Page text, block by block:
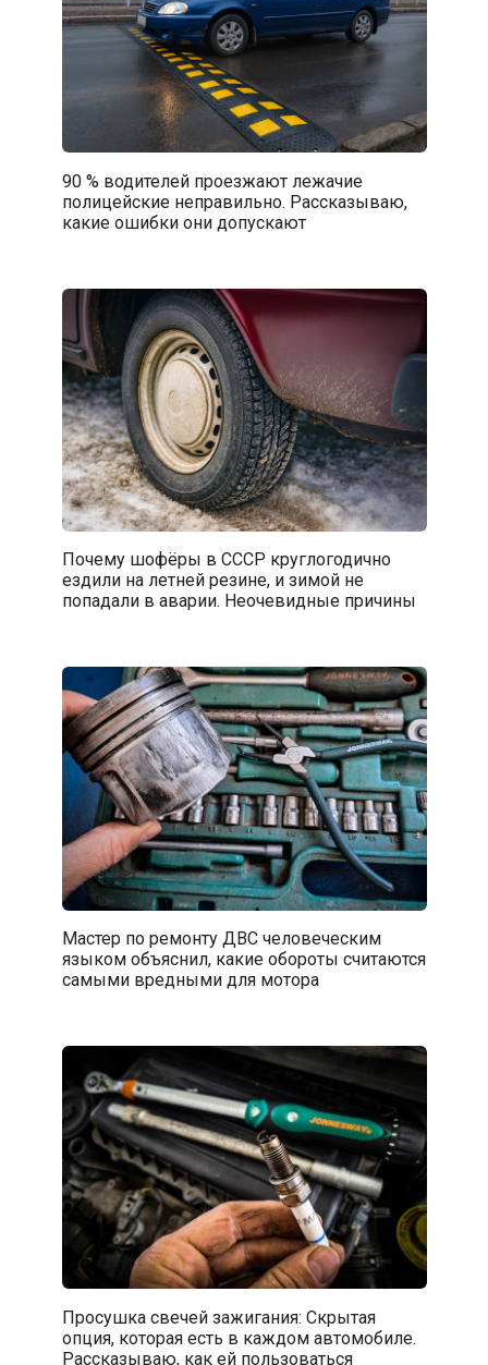
90 % водителей проезжают лежачие
полицейские неправильно. Рассказываю,
какие ошибки они допускают
Почему шофёры в СССР круглогодично
ездили на летней резине, и зимой не
попадали в аварии. Неочевидные причины
Мастер по ремонту ДВС человеческим
языком объяснил, какие обороты считаются
самыми вредными для мотора
Просушка свечей зажигания: Скрытая
опция, которая есть в каждом автомобиле.
Рассказываю, как ей пользоваться